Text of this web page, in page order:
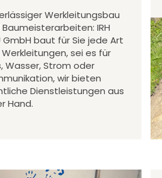
Werkleitungsbau
Baumeisterarbeiten: IRH
GmbH baut für Sie jede Art
sei es für
Wasser, Strom oder
wir bieten
Dienstleistungen aus
Hand.